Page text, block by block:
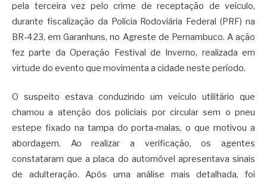
pela terceira vez pelo crime de receptação de veículo,
durante fiscalização da Polícia Rodoviária Federal (PRF) na
BR-423, em Garanhuns, no Agreste de Pernambuco. A ação
fez parte da Operação Festival de Inverno, realizada em
virtude do evento que movimenta a cidade neste período.
O suspeito estava conduzindo um veículo utilitário que
chamou a atenção dos policiais por circular sem o pneu
estepe fixado na tampa do porta-malas, o que motivou a
abordagem. Ao realizar a verificação, os agentes
constataram que a placa do automóvel apresentava sinais
de adulteração. Após uma análise mais detalhada, foi